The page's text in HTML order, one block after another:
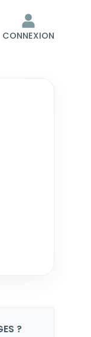
CONNEXION
?